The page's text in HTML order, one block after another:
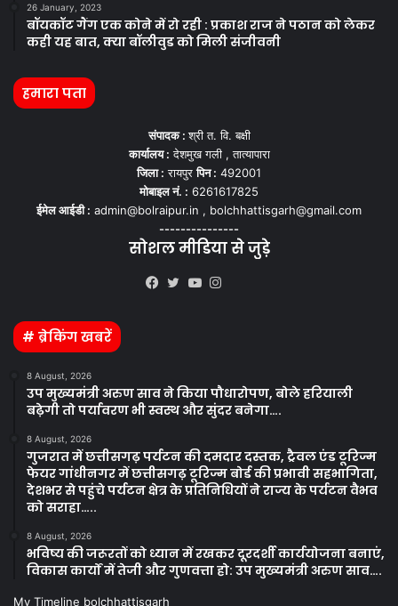
26 January, 2023
बॉयकॉट गैंग एक कोने में रो रही : प्रकाश राज ने पठान को लेकर
कही यह बात, क्या बॉलीवुड को मिली संजीवनी
हमारा पता
संपादक :श्री त. वि. बक्षी
कार्यालय : देशमुख गली , तात्यापारा
जिला : रायपुरपिन : 492001
मोबाइल नं. : 6261617825
ईमेल आईडी : admin@bolraipur.in , bolchhattisgarh@gmail.com
---------------
सोशल मीडिया से जुड़े
# ब्रेकिंग खबरें
8 August, 2026
उप मुख्यमंत्री अरुण साव ने किया पौधारोपण, बोले हरियाली
बढ़ेगी तो पर्यावरण भी स्वस्थ और सुंदर बनेगा….
8 August, 2026
गुजरात में छत्तीसगढ़ पर्यटन की दमदार दस्तक, ट्रैवल एंड टूरिज्म
फेयर गांधीनगर में छत्तीसगढ़ टूरिज्म बोर्ड की प्रभावी सहभागिता,
देशभर से पहुंचे पर्यटन क्षेत्र के प्रतिनिधियों ने राज्य के पर्यटन वैभव
को सराहा…..
8 August, 2026
भविष्य की जरूरतों को ध्यान में रखकर दूरदर्शी कार्ययोजना बनाएं,
विकास कार्यों में तेजी और गुणवत्ता हो: उप मुख्यमंत्री अरुण साव….
My Timeline bolchhattisgarh